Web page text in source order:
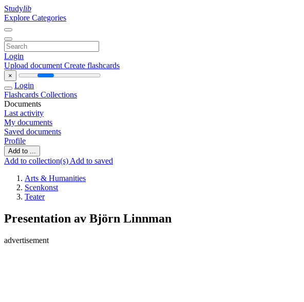
Studylib
Explore Categories
Login
Upload document Create flashcards
×
Login
Flashcards Collections
Documents
Last activity
My documents
Saved documents
Profile
Add to ...
Add to collection(s) Add to saved
Arts & Humanities
Scenkonst
Teater
Presentation av Björn Linnman
advertisement